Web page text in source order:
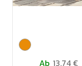
Ab 13.74 €